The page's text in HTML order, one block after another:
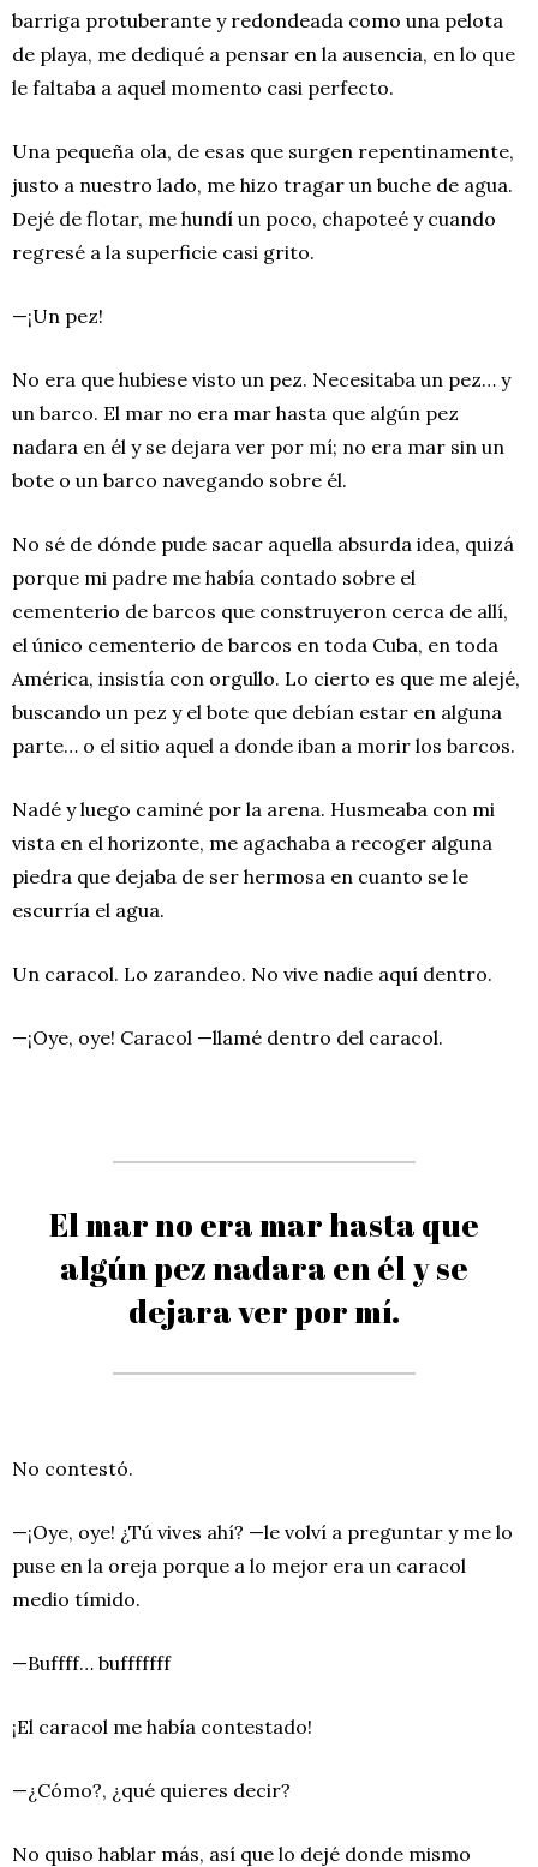
barriga protuberante y redondeada como una pelota
de playa, me dediqué a pensar en la ausencia, en lo que
le faltaba a aquel momento casi perfecto.
Una pequeña ola, de esas que surgen repentinamente,
justo a nuestro lado, me hizo tragar un buche de agua.
Dejé de flotar, me hundí un poco, chapoteé y cuando
regresé a la superficie casi grito.
—¡Un pez!
No era que hubiese visto un pez. Necesitaba un pez… y
un barco. El mar no era mar hasta que algún pez
nadara en él y se dejara ver por mí; no era mar sin un
bote o un barco navegando sobre él.
No sé de dónde pude sacar aquella absurda idea, quizá
porque mi padre me había contado sobre el
cementerio de barcos que construyeron cerca de allí,
el único cementerio de barcos en toda Cuba, en toda
América, insistía con orgullo. Lo cierto es que me alejé,
buscando un pez y el bote que debían estar en alguna
parte… o el sitio aquel a donde iban a morir los barcos.
Nadé y luego caminé por la arena. Husmeaba con mi
vista en el horizonte, me agachaba a recoger alguna
piedra que dejaba de ser hermosa en cuanto se le
escurría el agua.
Un caracol. Lo zarandeo. No vive nadie aquí dentro.
—¡Oye, oye! Caracol —llamé dentro del caracol.
El mar no era mar hasta que
algún pez nadara en él y se
dejara ver por mí.
No contestó.
—¡Oye, oye! ¿Tú vives ahí? —le volví a preguntar y me lo
puse en la oreja porque a lo mejor era un caracol
medio tímido.
—Buffff… bufffffff
¡El caracol me había contestado!
—¿Cómo?, ¿qué quieres decir?
No quiso hablar más, así que lo dejé donde mismo